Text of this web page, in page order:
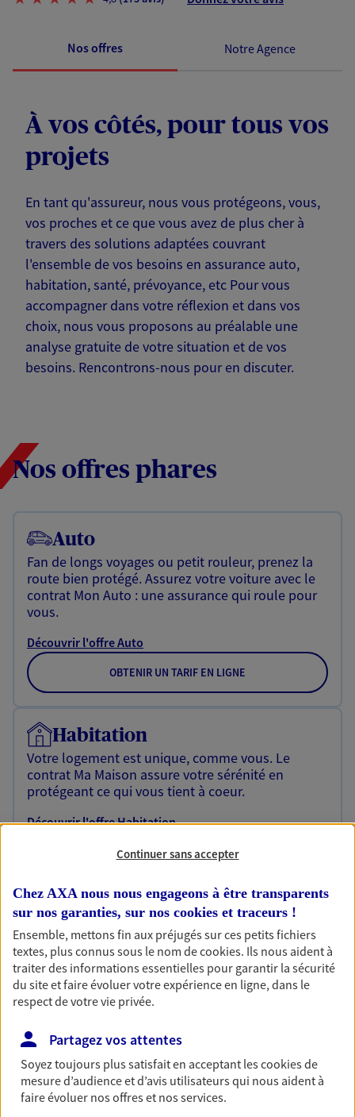
Nos offres Notre Agence
À vos côtés, pour tous vos
projets
En tant qu'assureur, nous vous protégeons, vous,
vos proches et ce que vous avez de plus cher à
travers des solutions adaptées couvrant
l'ensemble de vos besoins en assurance auto,
habitation, santé, prévoyance, etc Pour vous
accompagner dans votre réflexion et dans vos
choix, nous vous proposons au préalable une
analyse gratuite de votre situation et de vos
besoins. Rencontrons-nous pour en discuter.
Nos offres phares
Auto
Fan de longs voyages ou petit rouleur, prenez la
route bien protégé. Assurez votre voiture avec le
contrat Mon Auto : une assurance qui roule pour
vous.
Découvrir l'offre Auto
OBTENIR UN TARIF EN LIGNE
Habitation
Votre logement est unique, comme vous. Le
contrat Ma Maison assure votre sérénité en
protégeant ce qui vous tient à coeur.
Découvrir l'offre Habitation
OBTENIR UN TARIF EN LIGNE
Garantie Accidents de la Vie
Bricoleuse, féru de jardinage, pâtissier en herbe
ou grande lectrice… personne n'est à l'abri d'un
accident du quotidien. Avec Ma Protection
Accident, protégez votre qualité de vie et vos
revenus.
Découvrir l'offre Garantie Accidents de la Vie
OBTENIR UN TARIF EN LIGNE
Continuer sans accepter
Chez AXA nous nous engageons à être transparents
sur nos garanties, sur nos cookies et traceurs !
Ensemble, mettons fin aux préjugés sur ces petits fichiers
textes, plus connus sous le nom decookies. Ils nous aident à
traiter des informations essentielles pour garantir la sécurité
du site et faire évoluer votre expérience en ligne, dans le
respect de votre vie privée.
Partagez vos attentes
Soyez toujours plus satisfait en acceptant lescookiesde
mesure d’audience et d’avis utilisateurs qui nous aident à
faire évoluer nos offres et nos services.